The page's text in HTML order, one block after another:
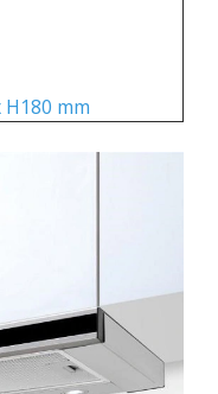
H180 mm